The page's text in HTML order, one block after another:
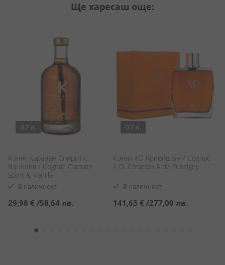
Ще харесаш още:
0.7 л.
Коняк Караван Спирит с
Ванилия / Cognac Caravan
Spirit & Vanilla
В наличност
29,98 € /58,64 лв.
0.7 л.
Коняк ХО Криейшън / Cognac
X.O. Creation A de Fussigny
В наличност
141,63 € /277,00 лв.